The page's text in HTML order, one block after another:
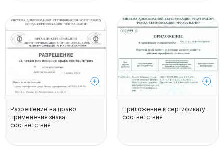
Разрешение на право
применения знака
соответствия
Приложение к сертификату
соответствия